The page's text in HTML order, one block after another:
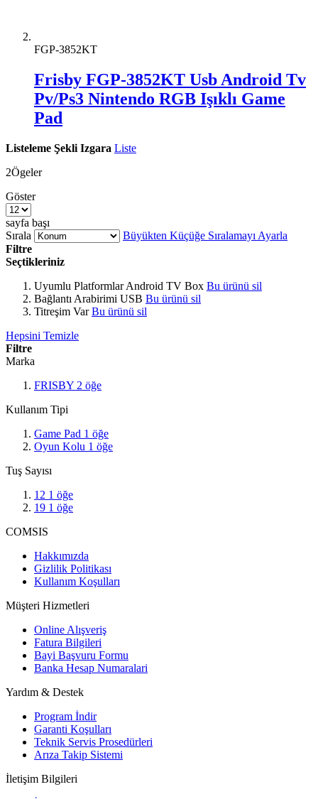
FGP-3852KT
Frisby FGP-3852KT Usb Android Tv
Pv/Ps3 Nintendo RGB Işıklı Game
Pad
Listeleme Şekli Izgara Liste
2Ögeler
Göster
sayfa başı
Sırala
Büyükten Küçüğe Sıralamayı Ayarla
Filtre
Seçtikleriniz
Uyumlu Platformlar Android TV Box Bu ürünü sil
Bağlantı Arabirimi USB Bu ürünü sil
Titreşim Var Bu ürünü sil
Hepsini Temizle
Filtre
Marka
FRISBY 2 öğe
Kullanım Tipi
Game Pad 1 öğe
Oyun Kolu 1 öğe
Tuş Sayısı
12 1 öğe
19 1 öğe
COMSIS
Hakkımızda
Gizlilik Politikası
Kullanım Koşulları
Müşteri Hizmetleri
Online Alışveriş
Fatura Bilgileri
Bayi Başvuru Formu
Banka Hesap Numaralari
Yardım & Destek
Program İndir
Garanti Koşulları
Teknik Servis Prosedürleri
Arıza Takip Sistemi
İletişim Bilgileri